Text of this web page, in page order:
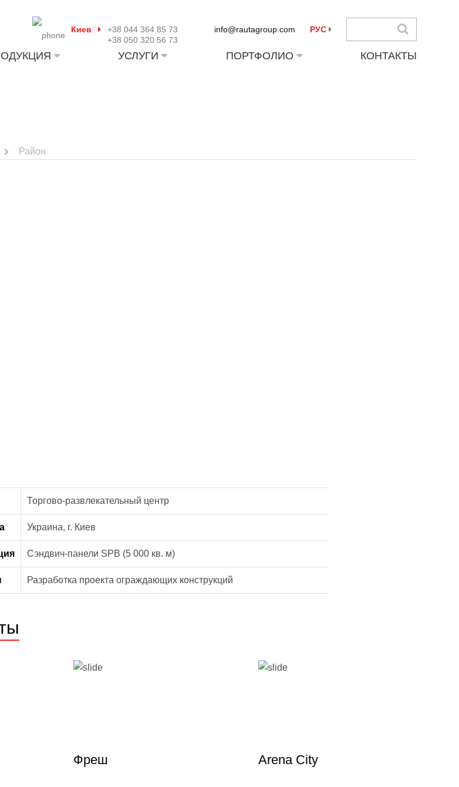
Киев
+38 044 364 85 73
+38 050 320 56 73
info@rautagroup.com РУС
УСЛУГИ ПОРТФОЛИО КОНТАКТЫ
Район
Торгово-развлекательный центр
Украина, г. Киев
Сэндвич-панели SPB (5 000 кв. м)
Разработка проекта ограждающих конструкций
Фреш Arena City